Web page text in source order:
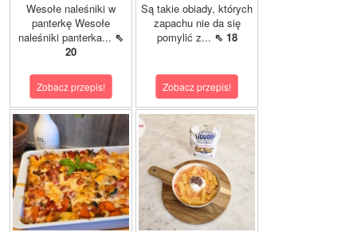
Wesołe naleśniki w
panterkę Wesołe
naleśniki panterka... ⇖
20
Zobacz przepis!
Są takie obiady, których
zapachu nie da się
pomylić z... ⇖ 18
Zobacz przepis!